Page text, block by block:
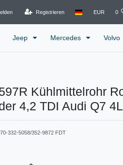
Registrieren EUR 0
Jeep Mercedes Volvo
Kühlmittelrohr
4,2 TDI Audi Q7
332-5058/352-9872 FDT